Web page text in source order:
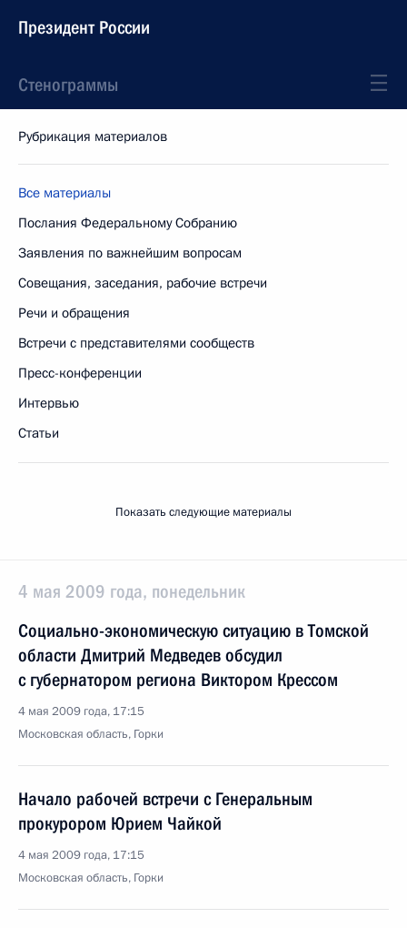
Президент России
Стенограммы
Рубрикация материалов
Все материалы
Послания Федеральному Собранию
Заявления по важнейшим вопросам
Совещания, заседания, рабочие встречи
Речи и обращения
Встречи с представителями сообществ
Пресс-конференции
Интервью
Статьи
Показать следующие материалы
4 мая 2009 года, понедельник
Социально-экономическую ситуацию в Томской
области Дмитрий Медведев обсудил
с губернатором региона Виктором Крессом
4 мая 2009 года, 17:15
Московская область, Горки
Начало рабочей встречи с Генеральным
прокурором Юрием Чайкой
4 мая 2009 года, 17:15
Московская область, Горки